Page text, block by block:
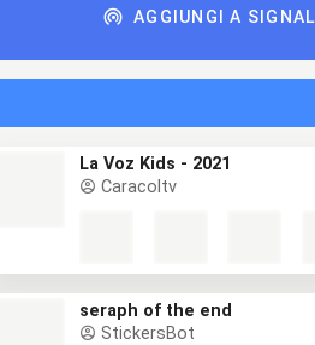
AGGIUNGI A SIGNAL
La Voz Kids - 2021
Caracoltv
seraph of the end
StickersBot